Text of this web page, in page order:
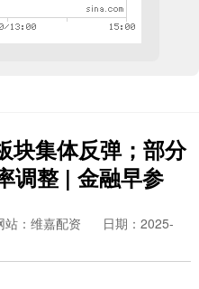
块集体反弹；部分
调整 | 金融早参
站：维嘉配资
日期：2025-